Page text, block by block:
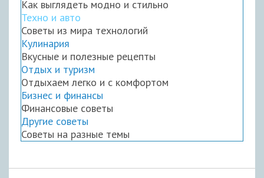
Как выглядеть модно и стильно
Техно и авто
Советы из мира технологий
Кулинария
Вкусные и полезные рецепты
Отдых и туризм
Отдыхаем легко и с комфортом
Бизнес и финансы
Финансовые советы
Другие советы
Советы на разные темы